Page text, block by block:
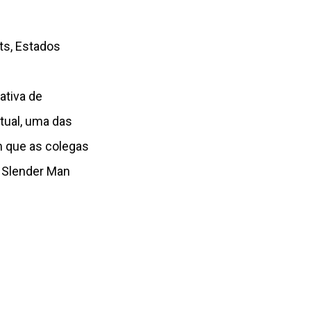
Estados
de
uma das
as colegas
Man